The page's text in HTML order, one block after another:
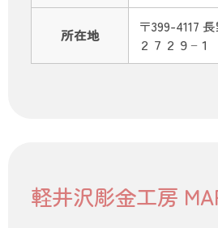
所在地
〒399-4117
２７２９−１
軽井沢彫金工房